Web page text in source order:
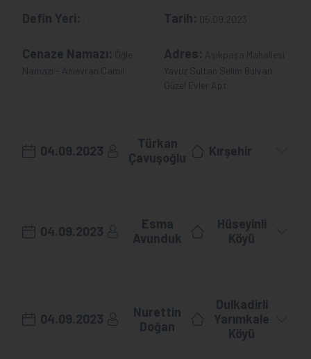
Defin Yeri: Tarih: 05.09.2023
Cenaze Namazı: Öğle
Namazı - Ahievran Camii
Adres: Aşıkpaşa Mahallesi
Yavuz Sultan Selim Bulvarı
Güzel Evler Apt.
04.09.2023
Türkan
Çavuşoğlu
Kırşehir
04.09.2023
Esma
Avunduk
Hüseyinli
Köyü
04.09.2023
Nurettin
Doğan
Dulkadirli
Yarımkale
Köyü